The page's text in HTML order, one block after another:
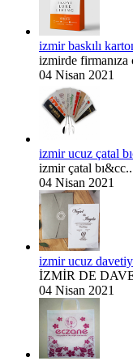
izmir baskılı
izmirde firmanıza
04 Nisan 2021
izmir ucuz çatal
izmir çatal bı&cc..
04 Nisan 2021
izmir ucuz
İZMİR DE
04 Nisan 2021